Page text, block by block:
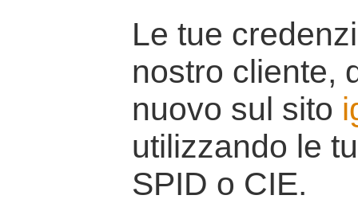
Le tue
nostro cliente,
nuovo sul sito
utilizzando le
SPID o CIE.